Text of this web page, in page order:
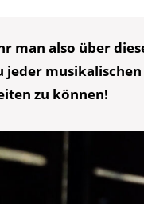
man also über
jeder
zu können!